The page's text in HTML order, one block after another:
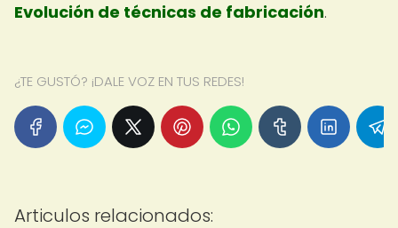
Evolución de técnicas de fabricación.
¿TE GUSTÓ? ¡DALE VOZ EN TUS REDES!
Articulos relacionados: